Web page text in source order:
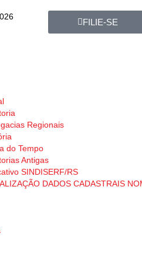
FILIE-SE
Regionais
do Tempo
Antigas
SINDISERF/RS
DADOS CADASTRAIS